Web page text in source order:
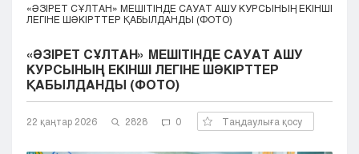
Атырау
Жезказган
Кокшетау
Костанай
Кызылорда
Павлодар
«ӘЗІРЕТ СҰЛТАН» МЕШІТІНДЕ САУАТ АШУ КУРСЫНЫҢ ЕКІНШІ
ЛЕГІНЕ ШӘКІРТТЕР ҚАБЫЛДАНДЫ (ФОТО)
«ӘЗІРЕТ СҰЛТАН» МЕШІТІНДЕ САУАТ АШУ
КУРСЫНЫҢ ЕКІНШІ ЛЕГІНЕ ШӘКІРТТЕР
ҚАБЫЛДАНДЫ (ФОТО)
22 қаңтар 2026 2828 0 Таңдаулыға қосу